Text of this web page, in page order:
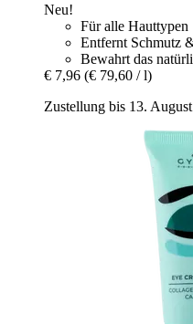
Neu!
Für alle Hauttypen
Entfernt Schmutz
Bewahrt das
€ 7,96 (€ 79,60 / l)
Zustellung bis 13. August